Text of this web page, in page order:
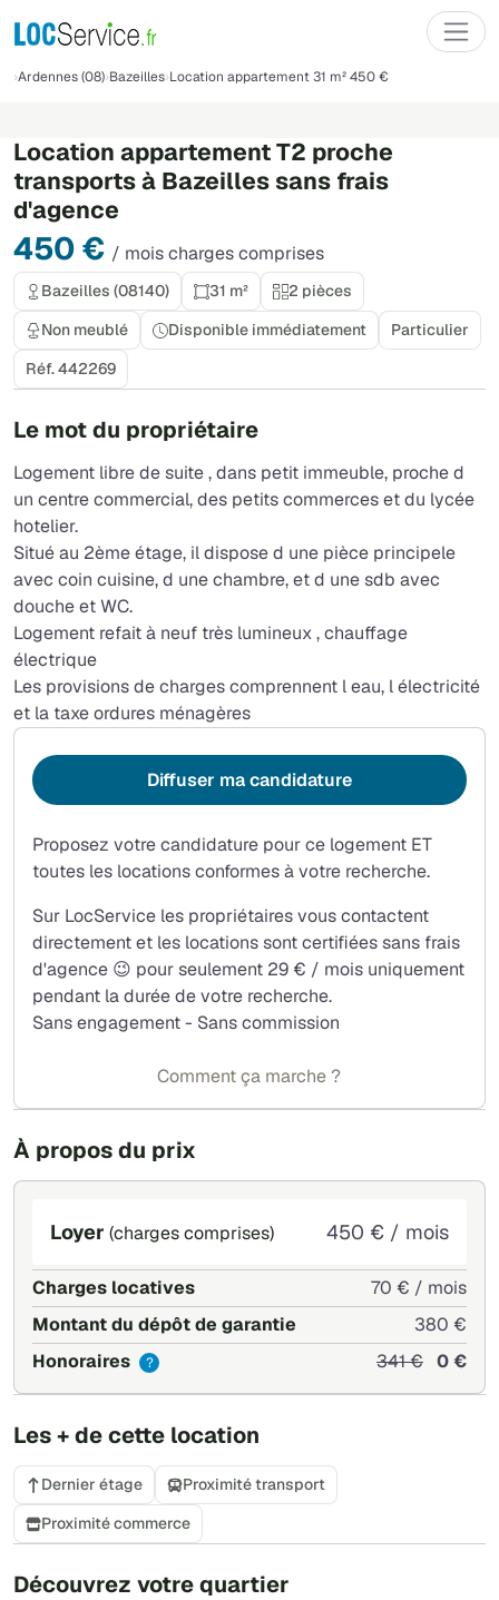
Ardennes (08) Bazeilles Location appartement 31 m² 450 €
Location appartement T2 proche
transports à Bazeilles sans frais
d'agence
450 € / mois charges comprises
Bazeilles (08140) 31 m²
2 pièces
Non meublé
Disponible immédiatement
Particulier
Réf. 442269
Le mot du propriétaire
Logement libre de suite , dans petit immeuble, proche d
un centre commercial, des petits commerces et du lycée
hotelier.
Situé au 2ème étage, il dispose d une pièce principele
avec coin cuisine, d une chambre, et d une sdb avec
douche et WC.
Logement refait à neuf très lumineux , chauffage
électrique
Les provisions de charges comprennent l eau, l électricité
et la taxe ordures ménagères
À propos du prix
Loyer (charges comprises) 450 € / mois
Charges locatives
70 € / mois
Montant du dépôt de garantie
380 €
Honoraires
? 341 € 0 €
Les + de cette location
Dernier étage
Proximité transport
Proximité commerce
Découvrez votre quartier
Proposez votre candidature pour ce logement ET
toutes les locations conformes à votre recherche.
Sur LocService les propriétaires vous contactent
directement et les locations sont certifiées sans frais
d'agence 😉 pour seulement 29 € / mois uniquement
pendant la durée de votre recherche.
Sans engagement - Sans commission
Diffuser ma candidature
Comment ça marche ?